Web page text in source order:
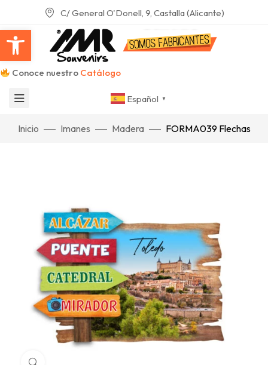
Abrir barra de herramientas
C/ General O'Donell, 9, Castalla (Alicante)
Conoce nuestro Catálogo
Español ▼
Inicio Imanes Madera FORMA039 Flechas